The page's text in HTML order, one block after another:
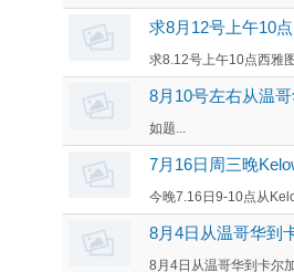
求8月12号上午10
求8.12号上午10点西雅
8月10号左右从温
如题...
7月16日周三晚
今晚7.16日9-10点从
8月4日从温哥华到
8月4日从温哥华到卡尔